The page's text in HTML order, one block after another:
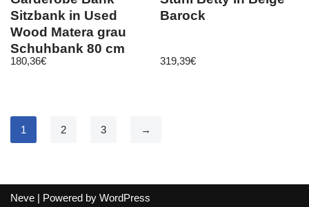
Sitzbank in Used
Wood Matera grau
Schuhbank 80 cm
Flur Diele Ward
180,36€
Barock
319,39€
1 2 3 →
Neve | Powered by WordPress